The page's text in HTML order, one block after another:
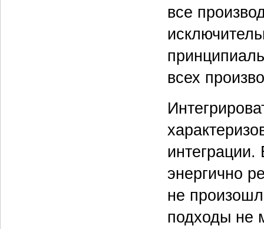
все
всех
интеграции.
энергично
не
подходы не